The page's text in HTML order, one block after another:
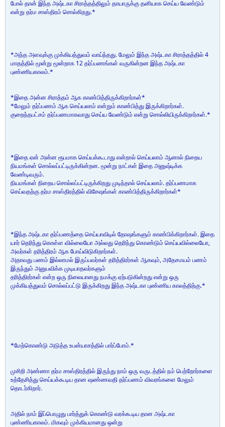
போல் தான் இந்த அஷ்டகா சிராத்தத்திலும் தாயாருக்கு தனியாக செய்ய வேண்டும்
என்று தர்ம சாஸ்திரம் சொல்கிறது.*
*அந்த அளவுக்கு முக்கியத்துவம் வாய்ந்தது. மேலும் இந்த அஷ்டகா சிராத்தத்தில் 4
மாதத்தில் மூன்று மூன்றாக 12 தர்ப்பணங்கள் வருகின்றன இந்த அஷ்டகா
புண்ணியகாலம்.*
*இதை அன்ன சிராத்தம் ஆக காண்பித்திருக்கிறார்கள்*
*மேலும் தர்ப்பணம் ஆக செய்யலாம் என்றும் காண்பித்து இருக்கிறார்கள்.
குறைந்தபட்சம் தர்ப்பணமாகவாது செய்ய வேண்டும் என்று சொல்லியிருக்கிறார்கள்.*
*இதை ஏன் அன்ன ரூபமாக செய்யக்கூடாது என்றால் செய்யலாம் ஆனால் நிறைய
நியமங்கள் சொல்லப்பட்டிருக்கின்றன. மூன்று நாட்கள் இதை அனுஷ்டிக்க
வேண்டிவரும்.
நியமங்கள் நிறைய சொல்லப்பட்டிருக்கிறது முடிந்தால் செய்யலாம். தர்ப்பணமாக
செய்வதற்கு தர்ம சாஸ்திரத்தில் விசேஷங்கள் காண்பித்திருக்கிறார்கள்*
*இந்த அஷ்டகா தர்ப்பணத்தை செய்யாவிடில் தோஷங்களும் காண்பிக்கிறார்கள். இதை
யார் தெரிந்து கொள்ள வில்லையோ அல்லது தெரிந்து கொண்டும் செய்யவில்லையோ,
அவர்கள் தரித்திரம் ஆக போய்விடுகிறார்கள்.
அதாவது பணம் இல்லாமல் இருப்பவர்கள் தரித்திரர்கள் ஆகவும், அதேசமயம் பணம்
இருந்தும் அனுபவிக்க முடியாதவர்களும்
தரித்திரர்கள் என்ற ஒரு நிலையானது நமக்கு ஏற்படுகின்றது என்று ஒரு
முக்கியத்துவம் சொல்லப்பட்டு இருக்கிறது இந்த அஷ்டகா புண்ணிய காலத்திற்கு.*
*மேற்கொண்டு அடுத்த உபன்யாசத்தில் பார்ப்போம்.*
முசிறி அண்ணா தர்ம சாஸ்திரத்தில் இருந்து நாம் ஒரு வருடத்தில் நம் பெற்றோர்களை
உத்தேசித்து செய்யக்கூடிய தான ஷண்ணவதி தர்ப்பணம் விவரங்களை மேலும்
தொடர்கிறார்.
அதில் நாம் இப்பொழுது பார்த்துக் கொண்டு வரக்கூடிய தான அஷ்டகா
புண்ணியகாலம். மிகவும் முக்கியமானது ஒன்று